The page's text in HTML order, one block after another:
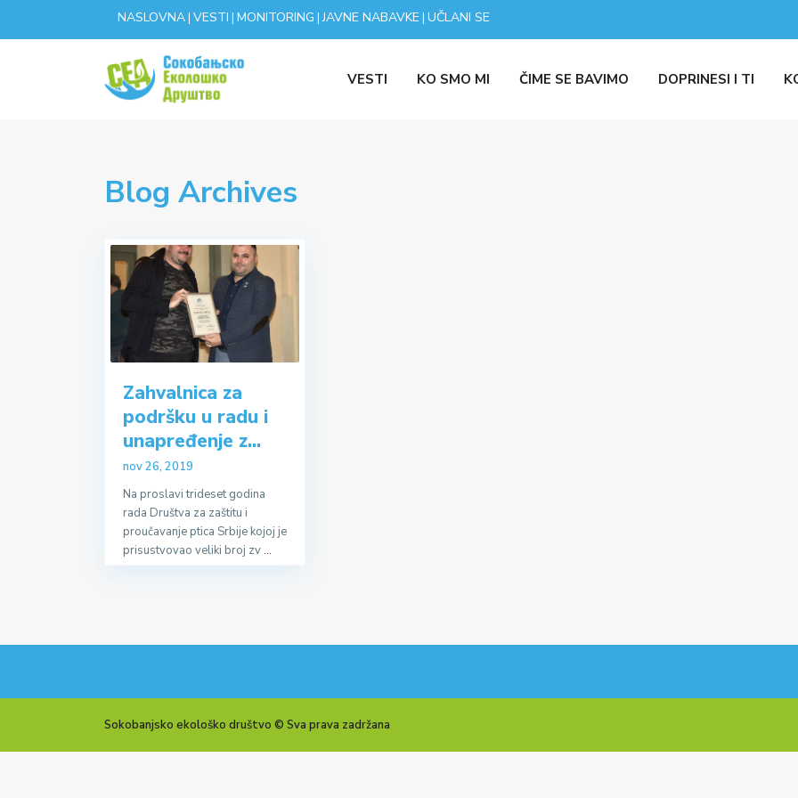
NASLOVNA| VESTI | MONITORING |JAVNE NABAVKE | UČLANI SE
VESTI KO SMO MI ČIME SE BAVIMO DOPRINESI I TI
Blog Archives
Zahvalnica za
podršku u radu i
unapređenje z...
nov 26, 2019
Na proslavi trideset godina
rada Društva za zaštitu i
proučavanje ptica Srbije kojoj je
prisustvovao veliki broj zv...
Sokobanjsko ekološko društvo © Sva prava zadržana